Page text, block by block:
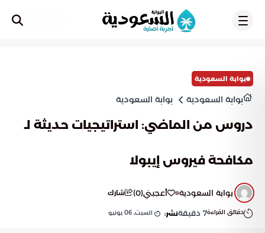
بوابة السعودية
بوابة السعودية بوابة السعودية
دروس من الماضي: استراتيجيات حديثة لـ
مكافحة فيروس إيبولا
بوابة السعودية أعجبني(
0
) شارك
دقائق القراءة7 دقيقةنشر: السبت, 06 يونيو